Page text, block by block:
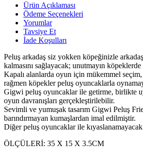
Ürün Açıklaması
Ödeme Seçenekleri
Yorumlar
Tavsiye Et
İade Koşulları
Peluş arkadaş siz yokken köpeğinizle
kalmasını sağlayacak; unutmayın
Kapalı alanlarda oyun için mükemmel
rağmen köpekler peluş oyuncaklarla
Gigwi peluş oyuncaklar ile getirme, birlikte
oyun davranışları gerçekleştirilebilir.
Sevimli ve yumuşak tasarım Gigwi Peluş
barındırmayan kumaşlardan imal edilmiştir.
Diğer peluş oyuncaklar ile kıyaslanamayacak
ÖLÇÜLERİ: 35 X 15 X 3.5CM